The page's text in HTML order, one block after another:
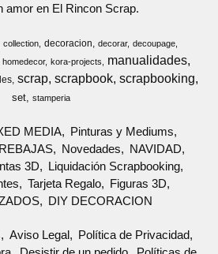
amor en El Rincon Scrap.
collection decoracion decorar
decoupage
homedecor kora-projects manualidades
scrap scrapbook scrapbooking
set stamperia
MEDIA
Pinturas y Mediums
REBAJAS Novedades
NAVIDAD
3D
Liquidación Scrapbooking
Tarjeta Regalo
Figuras 3D
DIY DECORACION
Aviso Legal
Política de Privacidad